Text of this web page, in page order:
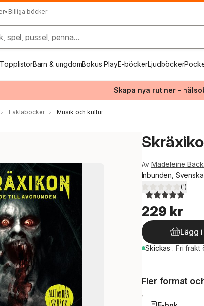
• Billiga böcker
spel, pussel, penna...
TopplistorBarn & ungdomBokus PlayE-böckerLjudböcker
Skapa nya rutiner –
Faktaböcker Musik och kultur
Av Madeleine Bäck
Inbunden,
5,0utav 5 stjärnor.
(1)
229 kr
Lägg
Skickas . Fri frakt
Fler format